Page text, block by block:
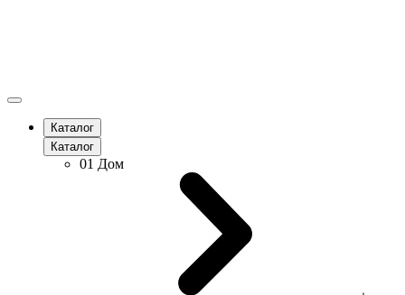
Каталог
Каталог
01 Дом